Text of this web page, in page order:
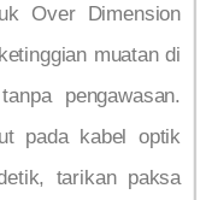
Over Dimension
muatan di
pengawasan.
pada kabel optik
tarikan paksa